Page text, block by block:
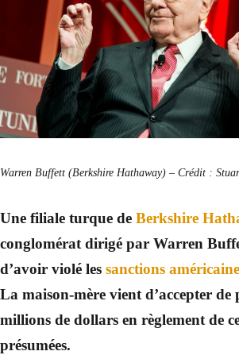
Warren Buffett (Berkshire Hathaway) – Crédit :
Une filiale turque de Berkshire
conglomérat dirigé par Warren
d’avoir violé les sanctions
La maison-mère vient d’accepter de
millions de dollars en règlement de
présumées.